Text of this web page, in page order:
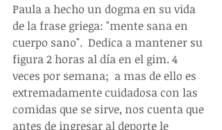
Paula a hecho un dogma en su vida
de la frase griega: "mente sana en
cuerpo sano".  Dedica a mantener su
figura 2 horas al día en el gim. 4
veces por semana;  a mas de ello es
extremadamente cuidadosa con las
comidas que se sirve, nos cuenta que
antes de ingresar al deporte le